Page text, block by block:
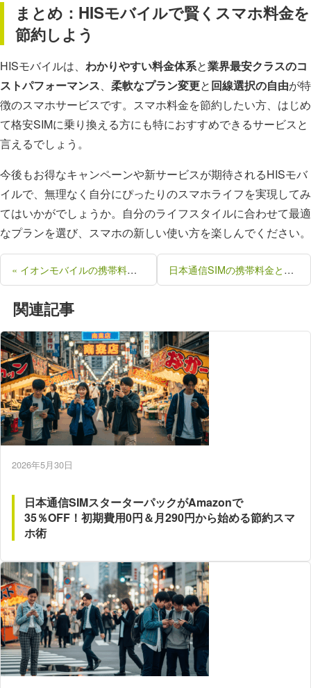
まとめ：HISモバイルで賢くスマホ料金を
節約しよう
HISモバイルは、 わかりやすい料金体系と業界最安クラスのコ
ストパフォーマンス、 柔軟なプラン変更と回線選択の自由が特
徴のスマホサービスです。スマホ料金を節約したい方、はじめ
て格安SIMに乗り換える方にも特におすすめできるサービスと
言えるでしょう。
今後もお得なキャンペーンや新サービスが期待されるHISモバ
イルで、無理なく自分にぴったりのスマホライフを実現してみ
てはいかがでしょうか。自分のライフスタイルに合わせて最適
なプランを選び、スマホの新しい使い方を楽しんでください。
« イオンモバイルの携帯料金とプラン、メリットデメリットを解説 自分にあったプランを見つけよう 日本通信SIMの携帯料金とプラン、メリットデメリットを解説 自分にあったプランを見つけよう »
関連記事
2026年5月30日
日本通信SIMスターターパックがAmazonで
35％OFF！初期費用0円＆月290円から始める節約スマ
ホ術